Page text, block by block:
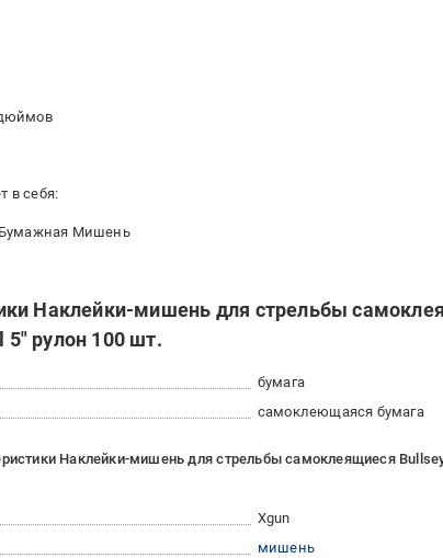
в себя:
Бумажная Мишень
Наклейки-мишень для стрельбы
5" рулон 100 шт.
бумага
самоклеющаяся бумага
Наклейки-мишень для стрельбы самоклеящиеся
Xgun
мишень